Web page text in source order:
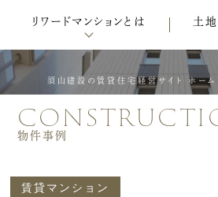
リワードマンションとは 土地
須山建設の賃貸住宅経営サイト ホーム
物件事例
賃貸マンション